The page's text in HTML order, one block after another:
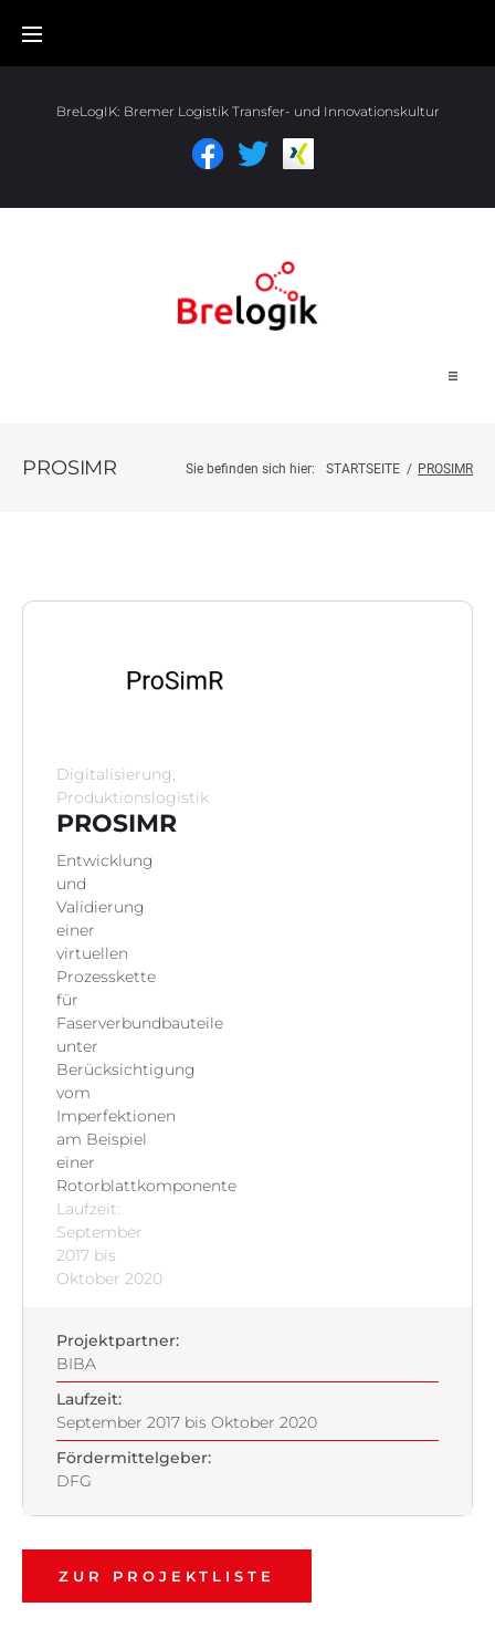
BreLogIK: Bremer Logistik Transfer- und Innovationskultur
Botschafter:innen
Kontakt
PROSIMR Sie befinden sich hier: STARTSEITE / PROSIMR
Digitalisierung,
Produktionslogistik
PROSIMR
Entwicklung
und
Validierung
einer
virtuellen
Prozesskette
für
Faserverbundbauteile
unter
Berücksichtigung
vom
Imperfektionen
am Beispiel
einer
Rotorblattkomponente
Laufzeit:
September
2017 bis
Oktober 2020
Projektpartner:
BIBA
Laufzeit:
September 2017 bis Oktober 2020
Fördermittelgeber:
DFG
ZUR PROJEKTLISTE